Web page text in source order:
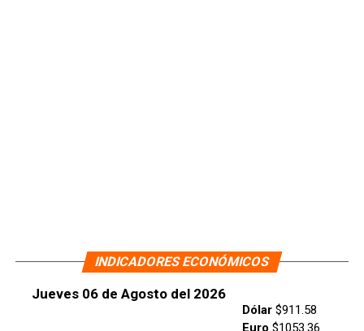
INDICADORES ECONÓMICOS
Jueves 06 de Agosto del 2026
Dólar$911.58
Euro $1053.36